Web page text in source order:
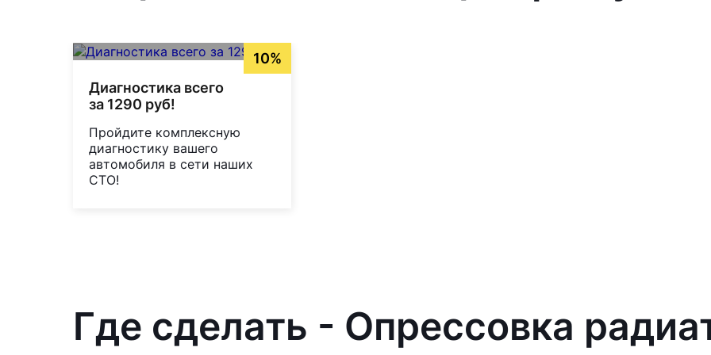
10%
Диагностика всего
за 1290 руб!
Пройдите комплексную
диагностику вашего
автомобиля в сети наших
СТО!
Где сделать - Опрессовка